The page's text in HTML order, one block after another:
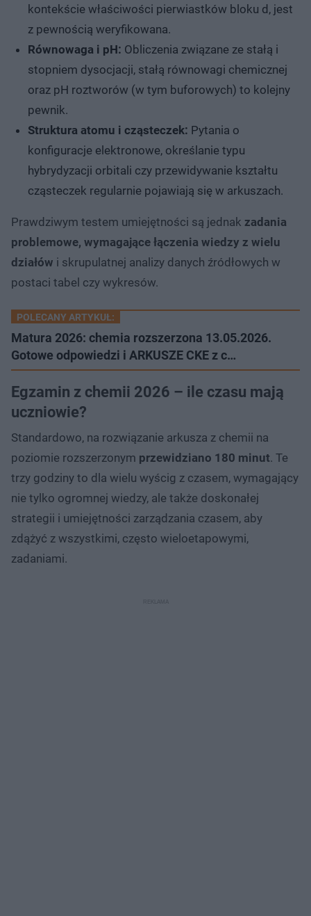
kontekście właściwości pierwiastków bloku d, jest
z pewnością weryfikowana.
Równowaga i pH: Obliczenia związane ze stałą i
stopniem dysocjacji, stałą równowagi chemicznej
oraz pH roztworów (w tym buforowych) to kolejny
pewnik.
Struktura atomu i cząsteczek: Pytania o
konfiguracje elektronowe, określanie typu
hybrydyzacji orbitali czy przewidywanie kształtu
cząsteczek regularnie pojawiają się w arkuszach.
Prawdziwym testem umiejętności są jednak zadania
problemowe, wymagające łączenia wiedzy z wielu
działów i skrupulatnej analizy danych źródłowych w
postaci tabel czy wykresów.
POLECANY ARTYKUŁ:
Matura 2026: chemia rozszerzona 13.05.2026.
Gotowe odpowiedzi i ARKUSZE CKE z c…
Egzamin z chemii 2026 – ile czasu mają
uczniowie?
Standardowo, na rozwiązanie arkusza z chemii na
poziomie rozszerzonym przewidziano 180 minut. Te
trzy godziny to dla wielu wyścig z czasem, wymagający
nie tylko ogromnej wiedzy, ale także doskonałej
strategii i umiejętności zarządzania czasem, aby
zdążyć z wszystkimi, często wieloetapowymi,
zadaniami.